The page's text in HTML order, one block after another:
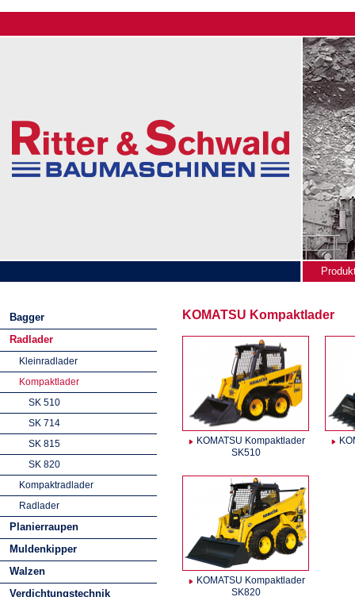
Bagger
Radlader
Kleinradlader
Kompaktlader
SK 510
SK 714
SK 815
SK 820
Kompaktradlader
Radlader
Planierraupen
Muldenkipper
Walzen
Verdichtungstechnik
KOMATSU Kompaktlader
KOMATSU Kompaktlader
SK510
KOMATSU Kompaktlader
SK820